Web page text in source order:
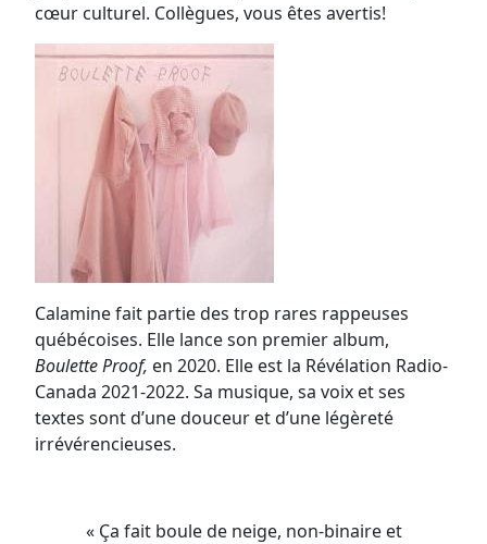
cœur culturel. Collègues, vous êtes avertis!
Calamine fait partie des trop rares rappeuses
québécoises. Elle lance son premier album,
Boulette Proof, en 2020. Elle est la Révélation Radio-
Canada 2021-2022. Sa musique, sa voix et ses
textes sont d’une douceur et d’une légèreté
irrévérencieuses.
« Ça fait boule de neige, non-binaire et